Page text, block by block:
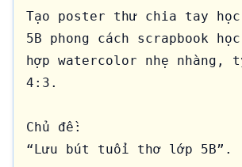
Tạo poster thư chia tay
5B phong cách scrapbook
hợp watercolor nhẹ nhàng,
4:3.
Chủ đề:
“Lưu bút tuổi thơ lớp 5B”.